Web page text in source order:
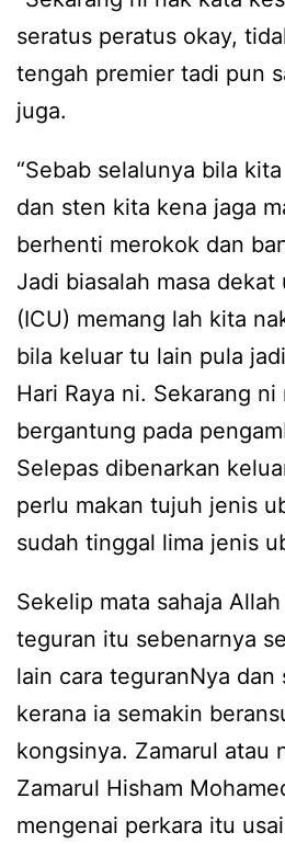
seratus peratus okay,
tengah premier tadi pun
juga.
“Sebab selalunya bila
dan sten kita kena jaga
berhenti merokok dan
Jadi biasalah masa
(ICU) memang lah kita
bila keluar tu lain pula
Hari Raya ni. Sekarang ni
bergantung pada
Selepas dibenarkan
perlu makan tujuh jenis
sudah tinggal lima jenis
Sekelip mata sahaja
teguran itu sebenarnya
lain cara teguranNya dan
kerana ia semakin
kongsinya. Zamarul atau
Zamarul Hisham
mengenai perkara itu